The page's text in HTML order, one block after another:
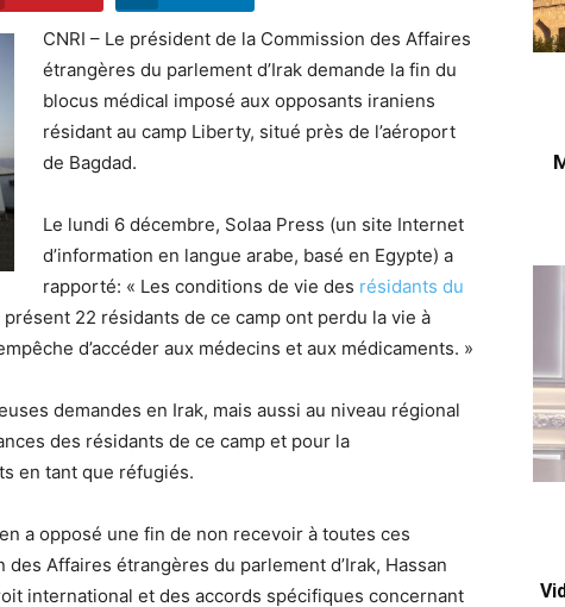
CNRI – Le président de la Commission des Affaires
étrangères du parlement d’Irak demande la fin du
blocus médical imposé aux opposants iraniens
résidant au camp Liberty, situé près de l’aéroport
de Bagdad.
Le lundi 6 décembre, Solaa Press (un site Internet
d’information en langue arabe, basé en Egypte) a
rapporté: « Les conditions de vie des résidants du
22 résidants de ce camp ont perdu la vie à
d’accéder aux médecins et aux médicaments. »
demandes en Irak, mais aussi au niveau régional
des résidants de ce camp et pour la
en tant que réfugiés.
a opposé une fin de non recevoir à toutes ces
Affaires étrangères du parlement d’Irak, Hassan
international et des accords spécifiques concernant